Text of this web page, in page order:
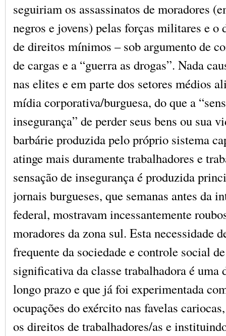
seguiriam os assassinatos de moradores
negros e jovens) pelas forças militares e o
de direitos mínimos – sob argumento de
de cargas e a “guerra as drogas”. Nada
nas elites e em parte dos setores médios
mídia corporativa/burguesa, do que a
insegurança” de perder seus bens ou sua
barbárie produzida pelo próprio sistema
atinge mais duramente trabalhadores e
sensação de insegurança é produzida
jornais burgueses, que semanas antes da
federal, mostravam incessantemente
moradores da zona sul. Esta necessidade
frequente da sociedade e controle social
significativa da classe trabalhadora é uma
longo prazo e que já foi experimentada
ocupações do exército nas favelas
os direitos de trabalhadores/as e